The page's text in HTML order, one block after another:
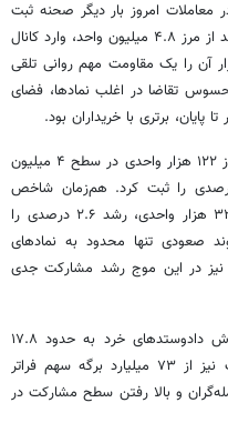
معاملات امروز بار دیگر صحنه ثبت
رکوردی تازه بود و شاخص کل با عبور قدرتمند از مرز ۴.۸ میلیون واحد، وارد کانال
آن را یک مقاومت مهم روانی تلقی
تقاضا در اغلب نمادها، فضای
پایان، برتری با خریداران بود.
در پایان معاملات، شاخص کل با رشد بیش از ۱۲۲ هزار واحدی در سطح ۴ میلیون
هزار واحد ایستاد و بازدهی ۲.۶ درصدی را ثبت کرد. هم‌زمان شاخص
هم‌وزن نیز با افزایش قابل توجه بیش از ۳۳ هزار واحدی، رشد ۲.۶ درصدی را
صعودی تنها محدود به نمادهای
در این موج رشد مشارکت جدی
بررسی آمارهای معاملاتی نشان می‌دهد ارزش دادوستدهای خرد به حدود ۱۷.۸
هزار میلیارد تومان رسیده و حجم معاملات نیز از ۷۳ میلیارد برگه سهم فراتر
و بالا رفتن سطح مشارکت در